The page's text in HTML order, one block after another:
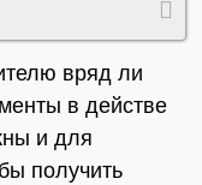
вряд ли
в действе
и для
получить